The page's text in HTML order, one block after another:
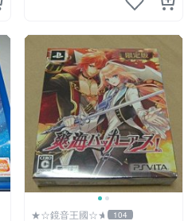
★☆鏡音王國☆★ 104